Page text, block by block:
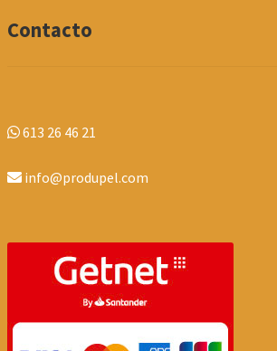
Contacto
613 26 46 21
info@produpel.com